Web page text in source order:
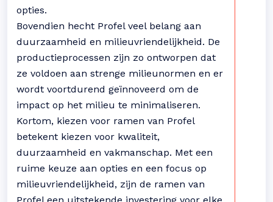
opties.
Bovendien hecht Profel veel belang aan
duurzaamheid en milieuvriendelijkheid. De
productieprocessen zijn zo ontworpen dat
ze voldoen aan strenge milieunormen en er
wordt voortdurend geïnnoveerd om de
impact op het milieu te minimaliseren.
Kortom, kiezen voor ramen van Profel
betekent kiezen voor kwaliteit,
duurzaamheid en vakmanschap. Met een
ruime keuze aan opties en een focus op
milieuvriendelijkheid, zijn de ramen van